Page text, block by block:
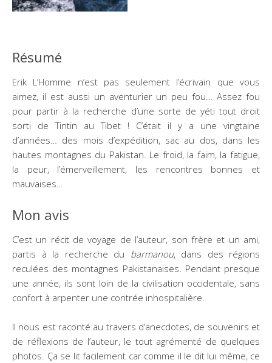
Résumé
Erik L’Homme n’est pas seulement l’écrivain que vous
aimez, il est aussi un aventurier un peu fou… Assez fou
pour partir à la recherche d’une sorte de yéti tout droit
sorti de Tintin au Tibet ! C’était il y a une vingtaine
d’années… des mois d’expédition, sac au dos, dans les
hautes montagnes du Pakistan. Le froid, la faim, la fatigue,
la peur, l’émerveillement, les rencontres bonnes et
mauvaises…
Mon avis
C’est un récit de voyage de l’auteur, son frère et un ami,
partis à la recherche du barmanou, dans des régions
reculées des montagnes Pakistanaises. Pendant presque
une année, ils sont loin de la civilisation occidentale, sans
confort à arpenter une contrée inhospitalière.
Il nous est raconté au travers d’anecdotes, de souvenirs et
de réflexions de l’auteur, le tout agrémenté de quelques
photos. Ça se lit facilement car comme il le dit lui même, ce